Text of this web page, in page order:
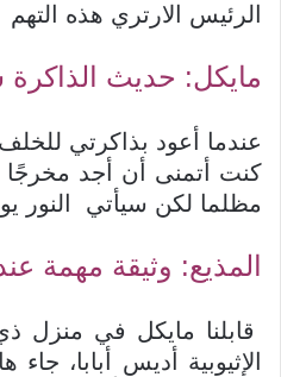
الرئيس الارتري هذه
مايكل: حديث
عندما أعود بذاكرتي
كنت أتمنى أن أجد
مظلما لكن سيأتي النور
المذيع: وثيقة مهمة
قابلنا مايكل في
الإثيوبية أديس أبابا،